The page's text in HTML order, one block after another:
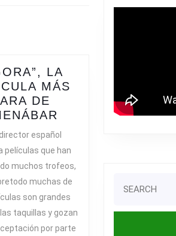
LA
MÁS
DE
“ÁGORA”,
LA
MÁS
CARA
DE
AMENÁBAR
español
películas que han
muchos trofeos,
muchas de
son grandes
taquillas y gozan
por parte
for: